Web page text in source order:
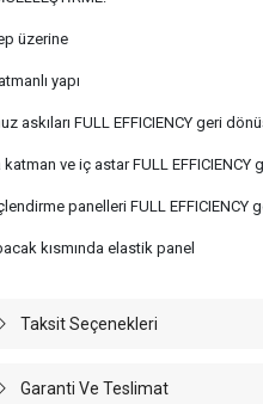
üzerine
yapı
askıları FULL EFFICIENCY geri
katman ve iç astar FULL
panelleri FULL EFFICIENCY
kısmında elastik panel
Taksit Seçenekleri
Garanti Ve Teslimat